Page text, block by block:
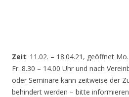
Zeit: 11.02. – 18.04.21, geöffnet
Fr. 8.30 – 14.00 Uhr und nach
oder Seminare kann zeitweise der
behindert werden – bitte